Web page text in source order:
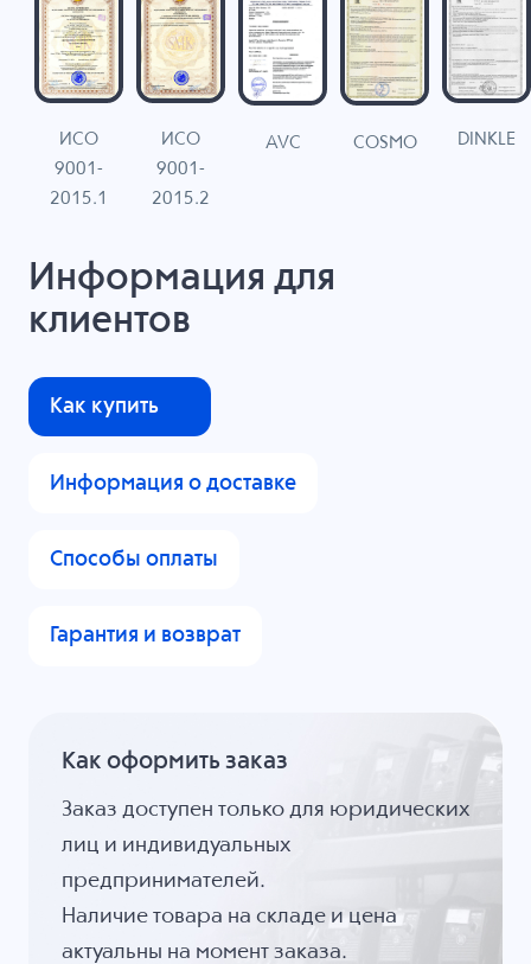
ИСО
9001-
2015.1
ИСО
9001-
2015.2
AVC COSMO DINKLE
Информация для
клиентов
Как купить
Информация о доставке
Способы оплаты
Гарантия и возврат
Как оформить заказ
Заказ доступен только для юридических
лиц и индивидуальных
предпринимателей.
Наличие товара на складе и цена
актуальны на момент заказа.